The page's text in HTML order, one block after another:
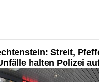
Streit,
halten Polizei